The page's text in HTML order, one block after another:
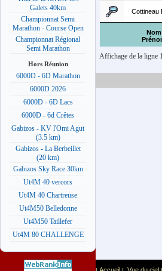
Galets 40km
Championnat Semi
Marathon - Course Open
Championnat Régional
Semi Marathon
Hors Réunion
6000D - 6D Marathon
6000D 2026
6000D - 6D Lacs
6000D - 6d Crêtes
Gabizos - KV l'Omi Agut
(3.5 km)
Gabizos - La Berbeillet
(20 km)
Gabizos Sky Race 30km
Ut4M 40 vercors
Ut4M 40 Chartreuse
Ut4M50 Belledonne
Ut4M50 Taillefer
Ut4M 80 CHALLENGE
Nom
Cottineau
Affichage de la ligne